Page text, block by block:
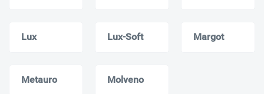
Lux Lux-Soft Margot
Metauro Molveno